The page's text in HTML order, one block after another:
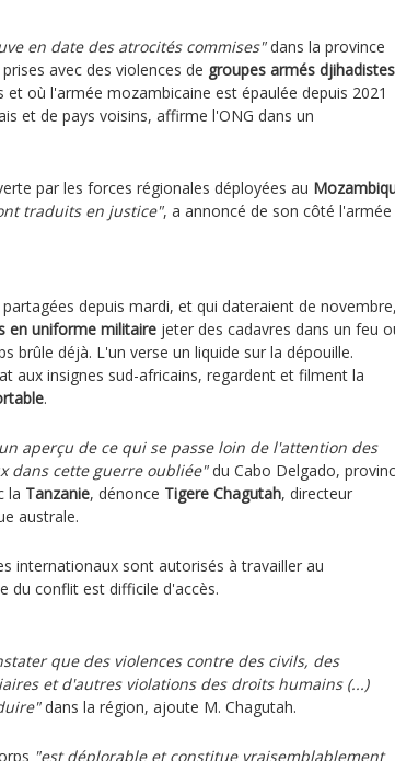
en date des atrocités commises"dans la province
prises avec des violences de groupes armés djihadistes
et où l'armée mozambicaine est épaulée depuis 2021
et de pays voisins, affirme l'ONG dans un
par les forces régionales déployées au
traduits en justice", a annoncé de son côté l'armée
depuis mardi, et qui dateraient de novembre,
en uniforme militaire jeter des cadavres dans un feu
brûle déjà. L'un verse un liquide sur la dépouille.
aux insignes sud-africains, regardent et filment la
.
aperçu de ce qui se passe loin de l'attention des
dans cette guerre oubliée"du Cabo Delgado,
la Tanzanie, dénonce Tigere Chagutah, directeur
australe.
internationaux sont autorisés à travailler au
du conflit est difficile d'accès.
que des violences contre des civils, des
et d'autres violations des droits humains (...)
dans la région, ajoute M. Chagutah.
"est déplorable et constitue vraisemblablement